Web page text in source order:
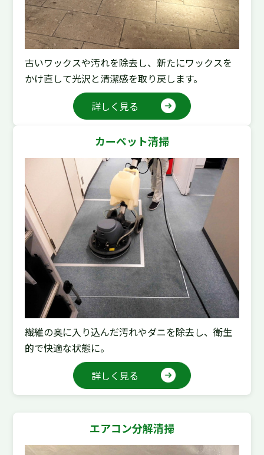
古いワックスや汚れを除去し、新たにワックスを
かけ直して光沢と清潔感を取り戻します。
詳しく見る
カーペット清掃
繊維の奥に入り込んだ汚れやダニを除去し、衛生
的で快適な状態に。
詳しく見る
エアコン分解清掃